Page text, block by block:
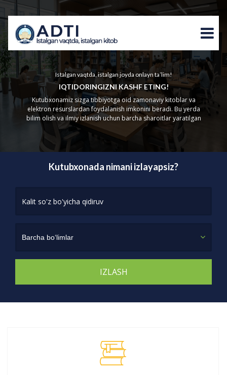
Istalgan vaqtda, istalgan joyda onlayn ta’lim!
IQTIDORINGIZNI KASHF ETING!
Kutubxonamiz sizga tibbiyotga oid zamonaviy kitoblar va
elektron resurslardan foydalanish imkonini beradi. Bu yerda
bilim olish va ilmiy izlanish uchun barcha sharoitlar yaratilgan
Kutubxonada nimani izlayapsiz?
Barcha bo‘limlar